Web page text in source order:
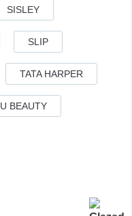
SISLEY
SLIP
TATA HARPER
U BEAUTY